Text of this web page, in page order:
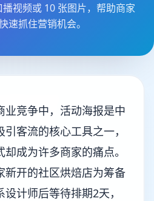
视频或 10 张图片，帮助商家
速抓住营销机会。
业竞争中，活动海报是中
客流的核心工具之一，
成为许多商家的痛点。
新开的社区烘焙店为筹备
计师后等待排期2天，